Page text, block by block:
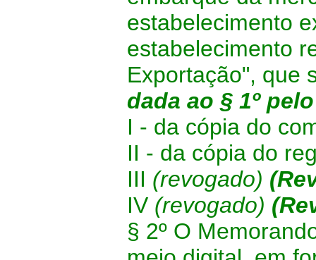
estabelecimento
estabelecimento
Exportação", que
dada ao § 1º
I - da cópia do
II - da cópia do
III (revogado)
IV (revogado)
§ 2º O